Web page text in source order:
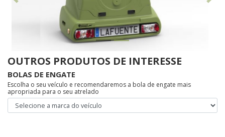
OUTROS PRODUTOS DE INTERESSE
BOLAS DE ENGATE
Escolha o seu veículo e recomendaremos a bola de engate mais
apropriada para o seu atrelado